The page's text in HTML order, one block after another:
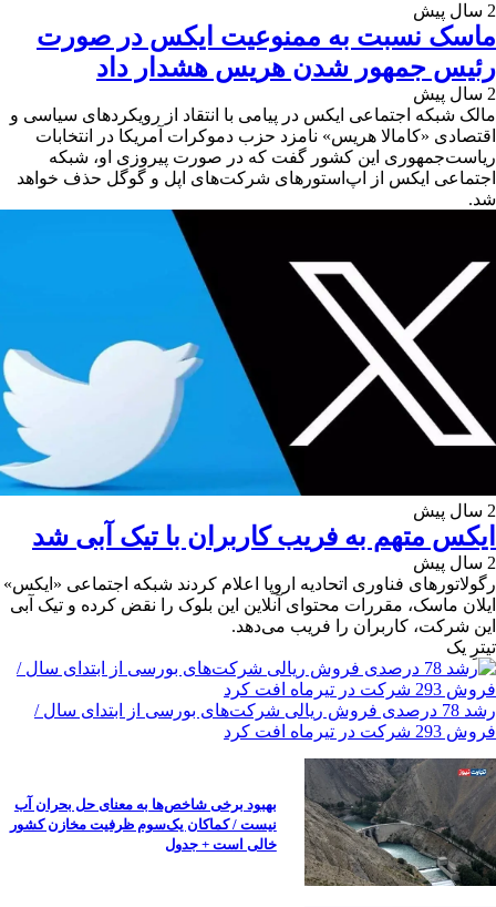
2 سال پیش
ماسک نسبت به ممنوعیت ایکس در صورت
رئیس جمهور شدن هریس هشدار داد
2 سال پیش
مالک شبکه اجتماعی ایکس در پیامی با انتقاد از رویکردهای سیاسی و
اقتصادی «کامالا هریس» نامزد حزب دموکرات آمریکا در انتخابات
ریاست‌جمهوری این کشور گفت که در صورت پیروزی او، شبکه
اجتماعی ایکس از اپ‌استورهای شرکت‌های اپل و گوگل حذف خواهد
شد.
2 سال پیش
ایکس متهم به فریب کاربران با تیک آبی شد
2 سال پیش
رگولاتورهای فناوری اتحادیه اروپا اعلام کردند شبکه اجتماعی «ایکس»
ایلان ماسک، مقررات محتوای آنلاین این بلوک را نقض کرده و تیک آبی
این شرکت، کاربران را فریب می‌دهد.
تیترِ یک
رشد 78 درصدی فروش ریالی شرکت‌های بورسی از ابتدای سال /
فروش 293 شرکت در تیرماه افت کرد
بهبود برخی شاخص‌ها به معنای حل بحران آب
نیست / کماکان یک‌سوم ظرفیت مخازن کشور
خالی است + جدول